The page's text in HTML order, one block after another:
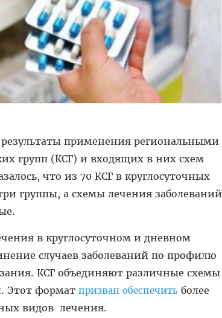
применения региональными
групп (КСГ) и входящих в них схем
что из 70 КСГ в круглосуточных
группы, а схемы лечения заболеваний
в круглосуточном и дневном
случаев за­болеваний по профилю
КСГ объединяют различные схемы
Этот формат призван обеспечить более
видов лечения.